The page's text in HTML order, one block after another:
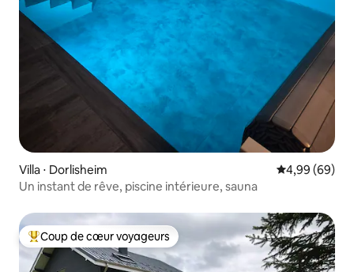
Villa ⋅ Dorlisheim Évaluation
4,99 (69)
Un instant de rêve, piscine intérieure, sauna
Coups de cœur voyageurs les plus appréciés
Coup de cœur voyageurs